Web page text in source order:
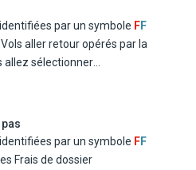
par un symbole FF
Vols aller retour opérés par la
allez sélectionner
Delfino Beach en chambre
par un symbole FF
Frais de dossier